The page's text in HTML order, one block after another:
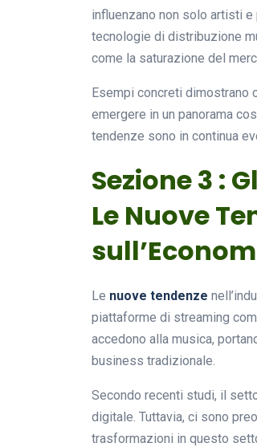
influenzano non solo artisti e
tecnologie di distribuzione
come la saturazione del
Esempi concreti dimostrano
emergere in un panorama
tendenze sono in continua
Sezione 3 :
Le Nuove
Le nuove tendenze
piattaforme di streaming
accedono alla musica,
business tradizionale.
Secondo recenti studi, il
digitale. Tuttavia, ci sono
trasformazioni in questo